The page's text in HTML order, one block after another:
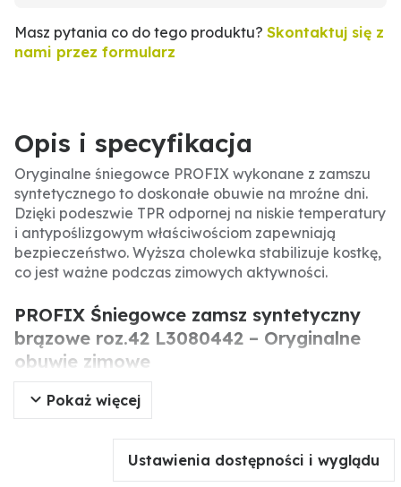
Masz pytania co do tego produktu? Skontaktuj się z
nami przez formularz
Opis i specyfikacja
Oryginalne śniegowce PROFIX wykonane z zamszu
syntetycznego to doskonałe obuwie na mroźne dni.
Dzięki podeszwie TPR odpornej na niskie temperatury
i antypoślizgowym właściwościom zapewniają
bezpieczeństwo. Wyższa cholewka stabilizuje kostkę,
co jest ważne podczas zimowych aktywności.
PROFIX Śniegowce zamsz syntetyczny
brązowe roz.42 L3080442 – Oryginalne
obuwie zimowe
Oryginalne śniegowce PROFIX to solidne obuwie
zimowe wykonane z zamszu syntetycznego,
przeznaczone do noszenia w trudnych warunkach
atmosferycznych. Podeszwa TPR jest odporna na
Pokaż więcej
Ustawienia dostępności i wyglądu